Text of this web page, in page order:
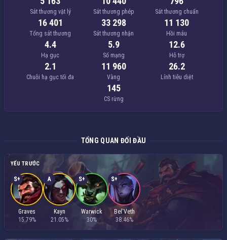
Sát thương vật lý Sát thương phép Sát thương chuẩn
16 401
Tổng sát thương
33 298
Sát thương nhận
11 130
Hồi máu
4.4
Hạ gục
5.9
Số mạng
12.6
Hỗ trợ
2.1
Chuỗi hạ gục tối đa
11 960
Vàng
26.2
Lính tiêu diệt
145
CS rừng
TỔNG QUAN ĐỐI ĐẦU
YẾU TRƯỚC
S+
Graves
15.79%
A
Kayn
21.05%
S+
Warwick
30%
S+
Bel'Veth
38.46%